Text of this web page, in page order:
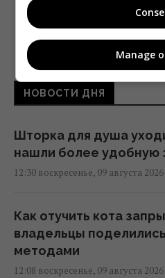
НОВОСТИ ДНЯ
Шторка для душа
нашли более удобную
12:30 воскресенье, 09 августа 2026
Как отучить кота
владельцы
методами
12:08 воскресенье, 09 августа 2026
Manage